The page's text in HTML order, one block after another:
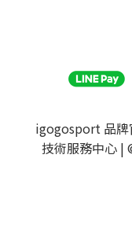
igogosport 品牌
技術服務中心 |